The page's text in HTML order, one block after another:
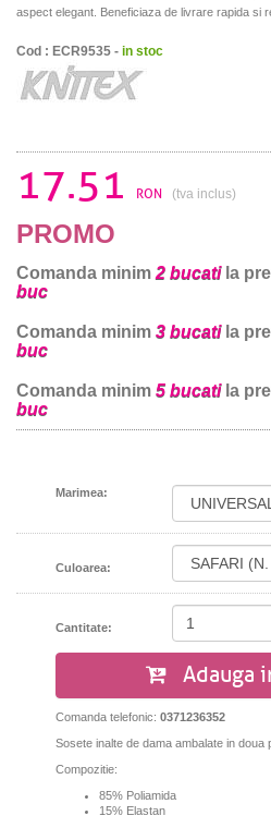
aspect elegant. Beneficiaza de livrare rapida si
Cod : ECR9535 - in stoc
17.51 RON (tva inclus)
PROMO
Comanda minim 2 bucatila
buc
Comanda minim 3 bucatila
buc
Comanda minim 5 bucatila
buc
Marimea:
Culoarea:
Cantitate:
Adauga
Comanda telefonic: 0371236352
Sosete inalte de dama ambalate in doua
Compozitie:
85% Poliamida
15% Elastan